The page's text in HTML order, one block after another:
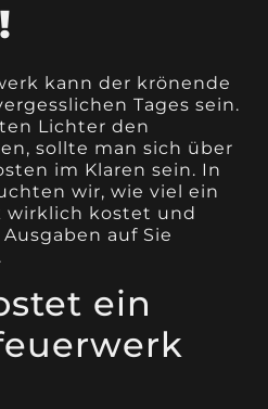
kann der krönende
Tages sein.
Lichter den
sollte man sich über
im Klaren sein. In
wir, wie viel ein
wirklich kostet und
auf Sie
ein